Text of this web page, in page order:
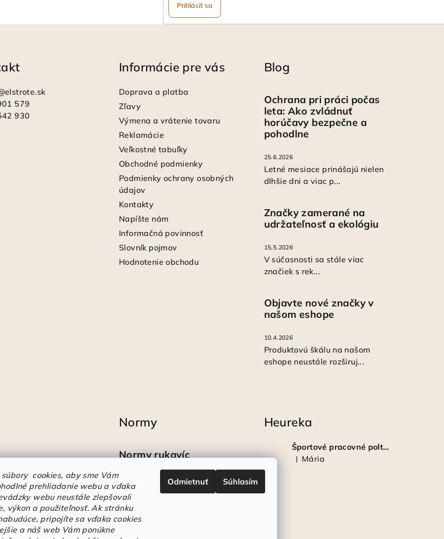
súbory cookies, aby sme Vám
prehliadanie webu a vďaka
webu neustále zlepšovali
výkon a použiteľnosť. Ak stránku
pripojíte sa vďaka cookies
a náš web Vám ponúkne
Odmietnuť Súhlasím
Prihlásiť sa
elstrote.sk
579
930
Informácie pre vás
Doprava a platba
Zľavy
Výmena a vrátenie tovaru
Reklamácie
Veľkostné tabuľky
Obchodné podmienky
Podmienky ochrany osobných
údajov
Kontakty
Napíšte nám
Informačná povinnosť
Slovník pojmov
Hodnotenie obchodu
Blog
Ochrana pri práci počas
leta: Ako zvládnuť
horúčavy bezpečne a
pohodlne
25.6.2026
Letné mesiace prinášajú nielen
dlhšie dni a viac p...
Značky zamerané na
udržateľnosť a ekológiu
15.5.2026
V súčasnosti sa stále viac
značiek s rek...
Objavte nové značky v
našom eshope
10.4.2026
Produktovú škálu na našom
eshope neustále rozširuj...
Normy
Normy rukavíc
Ako sa vyznať v
označeniach obuvi
Heureka
Športové pracovné poltopánky PRESTIGE CLASSIC biele
Hodnotenie produktu je 5 z 5 hviezdičiek.
| Mária